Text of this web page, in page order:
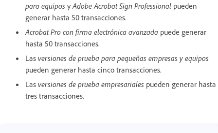
para equipos yAdobe Acrobat Sign Professional pueden
generar hasta 50 transacciones.
Acrobat Pro con firma electrónica avanzada puede generar
hasta 50 transacciones.
Las versiones de prueba para pequeñas empresas y equipos
pueden generar hasta cinco transacciones.
Las versiones de prueba empresariales pueden generar hasta
tres transacciones.